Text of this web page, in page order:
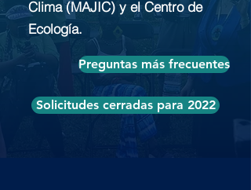
Clima (MAJIC) y el Centro de
Ecología.
Preguntas más frecuentes
Solicitudes cerradas para 2022